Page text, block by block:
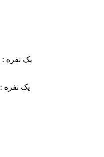
یک نفره : 240 × 165 سانتی‌متر ، دونفره : 240×220 سانتی متر
یک نفره : 200 × 90 سانتی متر ، دونفره : 160×200 سانتی متر